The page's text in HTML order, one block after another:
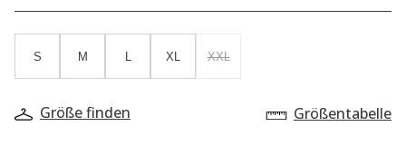
S M L XL XXL
Größe finden Größentabelle